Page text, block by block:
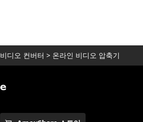
비디오 컨버터 > 온라인 비디오 압축기